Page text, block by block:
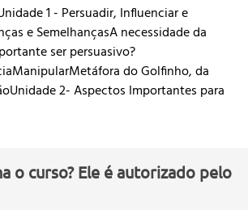
1 - Persuadir, Influenciar e
e SemelhançasA necessidade da
ser persuasivo?
do Golfinho, da
2- Aspectos Importantes para
Contribuem para o Processo de
que Contribuem para o Processo de
ou AnalistaO Constrangedor ou
Lenhador/ConservantistaAspectos
o curso? Ele é autorizado pelo